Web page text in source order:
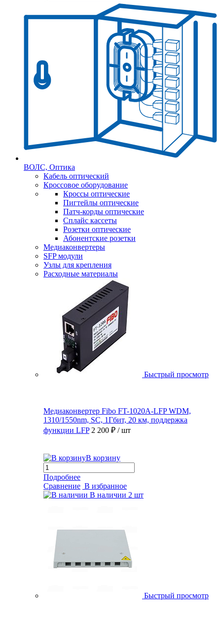
ВОЛС, Оптика
Кабель оптический
Кроссовое оборудование
Кроссы оптические
Пигтейлы оптические
Патч-корды оптические
Сплайс кассеты
Розетки оптические
Абонентские розетки
Медиаконвертеры
SFP модули
Узлы для крепления
Расходные материалы
Быстрый просмотр
Медиаконвертер Fibo FT-1020A-LFP WDM,
1310/1550nm, SC, 1Гбит, 20 км, поддержка
функции LFP 2 200 ₽ / шт
В корзину
Подробнее
Сравнение В избранное
В наличии 2 шт
Быстрый просмотр